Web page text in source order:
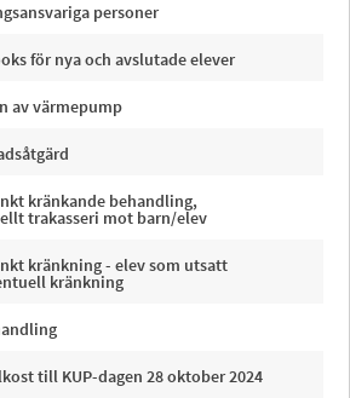
personer
för nya och avslutade elever
av värmepump
kränkande behandling,
trakasseri mot barn/elev
kränkning - elev som utsatt
kränkning
till KUP-dagen 28 oktober 2024